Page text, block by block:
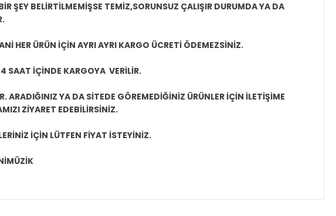
ŞEY BELİRTİLMEMİŞSE TEMİZ,SORUNSUZ ÇALIŞIR DURUMDA YA DA
HER ÜRÜN İÇİN AYRI AYRI KARGO ÜCRETİ ÖDEMEZSİNİZ.
SAAT İÇİNDE KARGOYA VERİLİR.
YA DA SİTEDE GÖREMEDİĞİNİZ ÜRÜNLER İÇİN İLETİŞİME
ZİYARET EDEBİLİRSİNİZ.
İÇİN LÜTFEN FİYAT İSTEYİNİZ.